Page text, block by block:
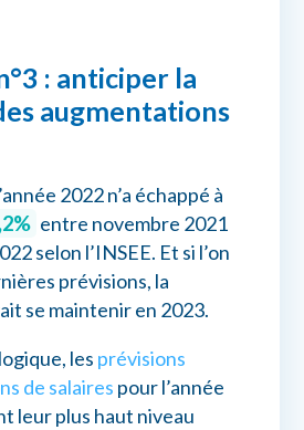
: anticiper la
augmentations
2022 n’a échappé à
entre novembre 2021
selon l’INSEE. Et si l’on
prévisions, la
se maintenir en 2023.
les prévisions
de salaires pour l’année
leur plus haut niveau